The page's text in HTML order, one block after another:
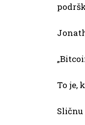
To je,
Sličnu